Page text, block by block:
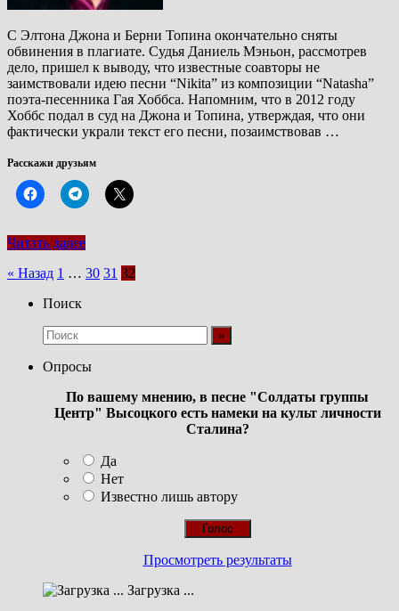
С Элтона Джона и Берни Топина окончательно сняты
обвинения в плагиате. Судья Даниель Мэньон, рассмотрев
дело, пришел к выводу, что известные соавторы не
заимствовали идею песни “Nikita” из композиции “Natasha”
поэта-песенника Гая Хоббса. Напомним, что в 2012 году
Хоббс подал в суд на Джона и Топина, утверждая, что они
фактически украли текст его песни, позаимствовав …
Расскажи друзьям
Читать далее
Пагинация
записей
« Назад 1 … 30 31 32
Поиск
Опросы
По вашему мнению, в песне "Солдаты группы
Центр" Высоцкого есть намеки на культ личности
Сталина?
Да
Нет
Известно лишь автору
Просмотреть результаты
Загрузка ...